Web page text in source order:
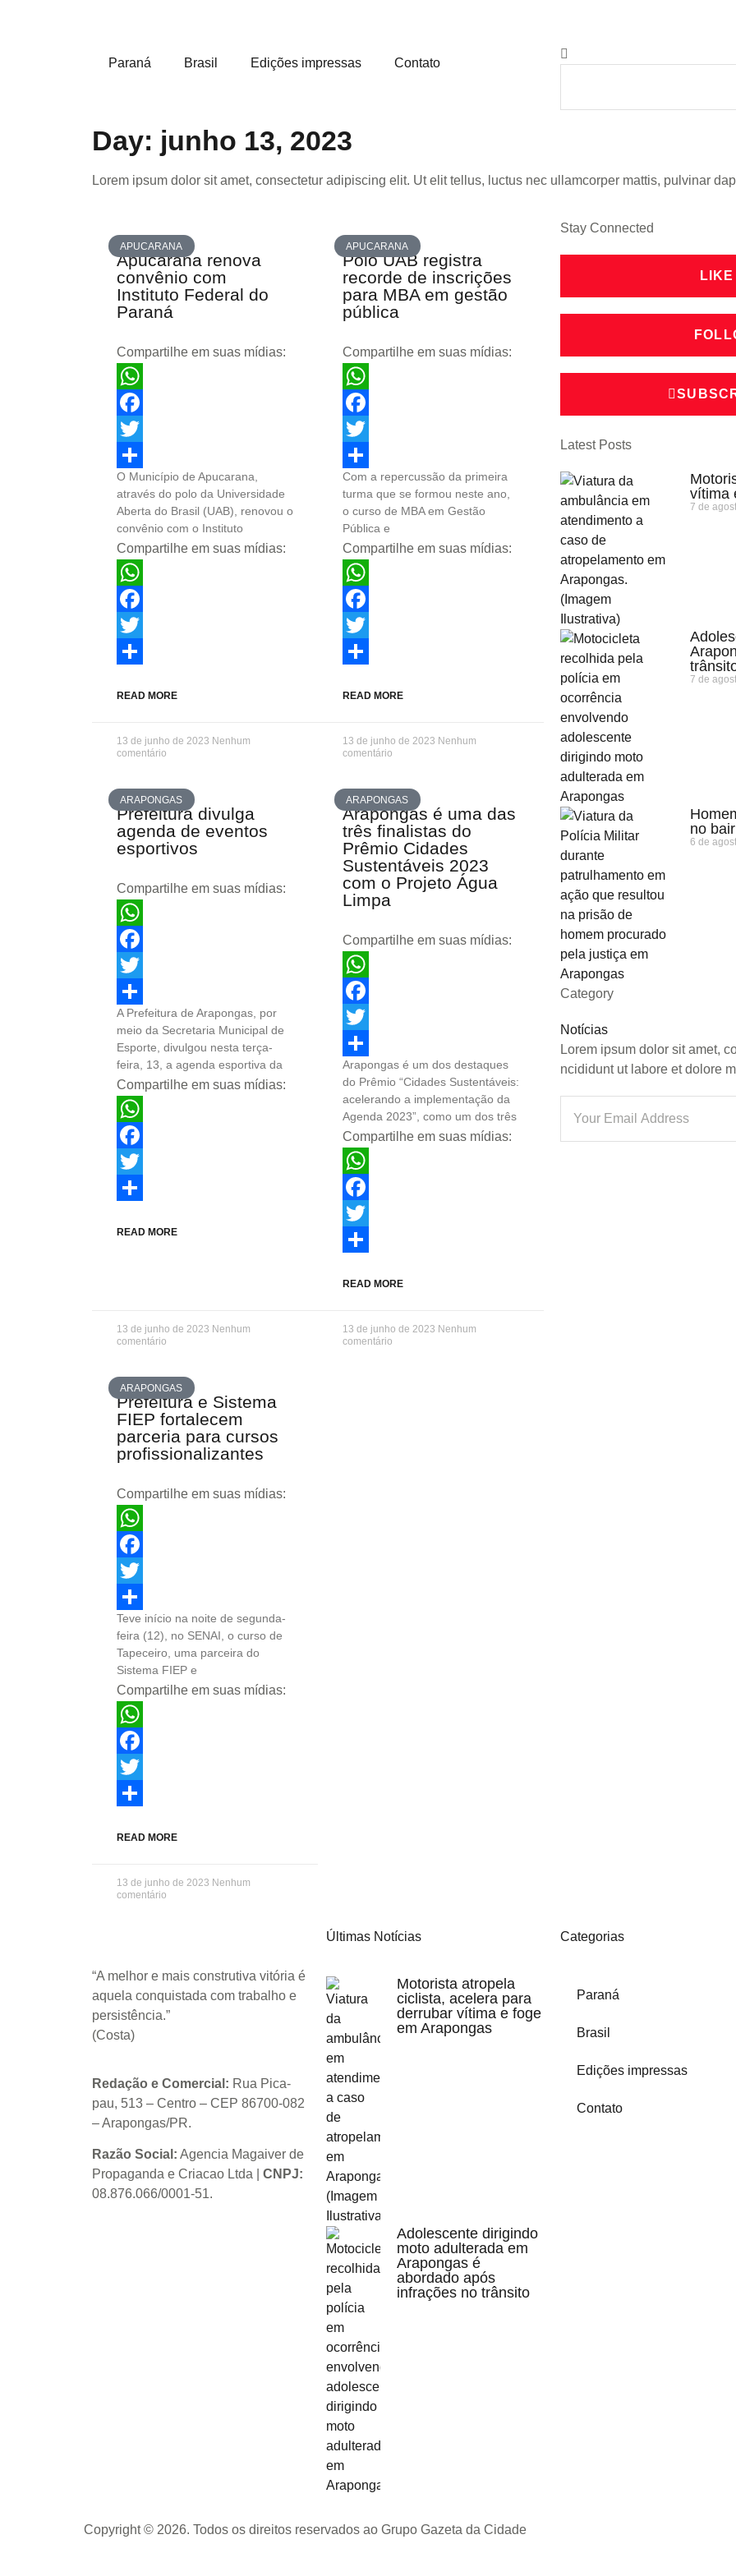
Paraná Brasil Edições impressas Contato
Day: junho 13, 2023
Lorem ipsum dolor sit amet, consectetur adipiscing elit. Ut elit tellus, luctus nec ullamcorper mattis, pulvinar
APUCARANA
Apucarana renova
convênio com
Instituto Federal do
Paraná
Compartilhe em suas mídias:
WhatsApp
Facebook
Twitter
Share
O Município de Apucarana,
através do polo da Universidade
Aberta do Brasil (UAB), renovou o
convênio com o Instituto
Compartilhe em suas mídias:
WhatsApp
Facebook
Twitter
READ MORE
13 de junho de 2023 Nenhum
comentário
APUCARANA
Polo UAB registra
recorde de inscrições
para MBA em gestão
pública
Compartilhe em suas mídias:
WhatsApp
Facebook
Twitter
Share
Com a repercussão da primeira
turma que se formou neste ano,
o curso de MBA em Gestão
Pública e
Compartilhe em suas mídias:
WhatsApp
Facebook
Twitter
READ MORE
13 de junho de 2023 Nenhum
comentário
ARAPONGAS
Prefeitura divulga
agenda de eventos
esportivos
Compartilhe em suas mídias:
WhatsApp
Facebook
Twitter
Share
A Prefeitura de Arapongas, por
meio da Secretaria Municipal de
Esporte, divulgou nesta terça-
feira, 13, a agenda esportiva da
Compartilhe em suas mídias:
WhatsApp
Facebook
Twitter
READ MORE
13 de junho de 2023 Nenhum
comentário
ARAPONGAS
Arapongas é uma das
três finalistas do
Prêmio Cidades
Sustentáveis 2023
com o Projeto Água
Limpa
Compartilhe em suas mídias:
WhatsApp
Facebook
Twitter
Share
Arapongas é um dos destaques
do Prêmio “Cidades Sustentáveis:
acelerando a implementação da
Agenda 2023”, como um dos três
Compartilhe em suas mídias:
WhatsApp
Facebook
Twitter
READ MORE
13 de junho de 2023 Nenhum
comentário
ARAPONGAS
Prefeitura e Sistema
FIEP fortalecem
parceria para cursos
profissionalizantes
Compartilhe em suas mídias:
WhatsApp
Facebook
Twitter
Share
Teve início na noite de segunda-
feira (12), no SENAI, o curso de
Tapeceiro, uma parceira do
Sistema FIEP e
Compartilhe em suas mídias:
WhatsApp
Facebook
Twitter
READ MORE
13 de junho de 2023 Nenhum
comentário
Stay Connected
Latest Posts
vítima
7 de
7 de
no
6 de
Category
Notícias
Lorem ipsum dolor sit amet,
ncididunt ut labore et dolore
“A melhor e mais construtiva vitória é
aquela conquistada com trabalho e
persistência.”
(Costa)
Redação e Comercial: Rua Pica-
pau, 513 – Centro – CEP 86700-082
– Arapongas/PR.
Razão Social: Agencia Magaiver de
Propaganda e Criacao Ltda
CNPJ:
08.876.066/0001-51.
Últimas Notícias
Motorista atropela
ciclista, acelera para
derrubar vítima e foge
em Arapongas
Adolescente dirigindo
moto adulterada em
Arapongas é
abordado após
infrações no trânsito
Categorias
Paraná
Brasil
Edições impressas
Contato
Copyright © 2026. Todos os direitos reservados ao Grupo Gazeta da Cidade